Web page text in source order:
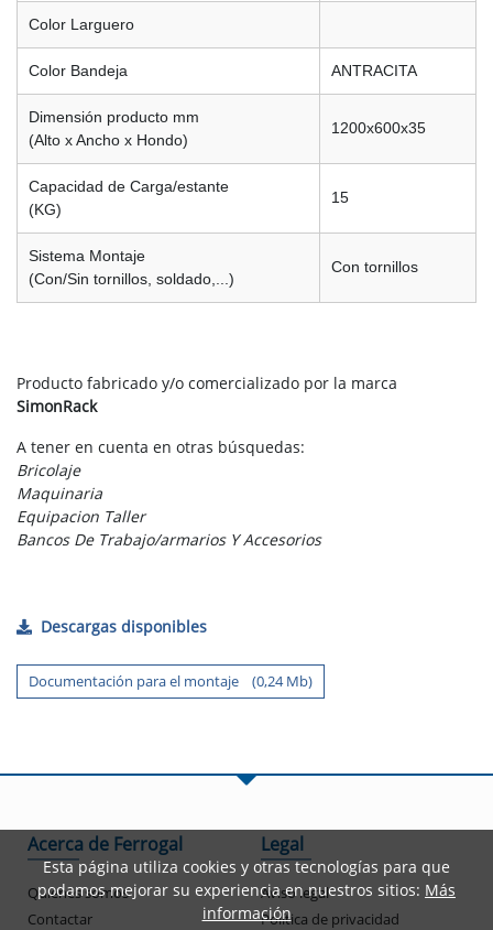
Color Larguero
Color Bandeja ANTRACITA
Dimensión producto mm
(Alto x Ancho x Hondo)
1200x600x35
Capacidad de Carga/estante
(KG)
15
Sistema Montaje
(Con/Sin tornillos, soldado,...)
Con tornillos
Producto fabricado y/o comercializado por la marca
SimonRack
A tener en cuenta en otras búsquedas:
Bricolaje
Maquinaria
Equipacion Taller
Bancos De Trabajo/armarios Y Accesorios
Descargas disponibles
Documentación para el montaje (0,24 Mb)
Acerca de Ferrogal
Quienes somos
Contactar
Legal
Aviso legal
Política de privacidad
Esta página utiliza cookies y otras tecnologías para que
podamos mejorar su experiencia en nuestros sitios: Más
información